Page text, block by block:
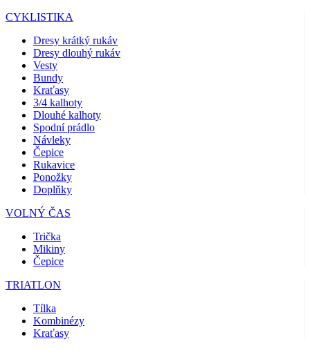
CYKLISTIKA
Dresy krátký rukáv
Dresy dlouhý rukáv
Vesty
Bundy
Kraťasy
3/4 kalhoty
Dlouhé kalhoty
Spodní prádlo
Návleky
Čepice
Rukavice
Ponožky
Doplňky
VOLNÝ ČAS
Trička
Mikiny
Čepice
TRIATLON
Tílka
Kombinézy
Kraťasy